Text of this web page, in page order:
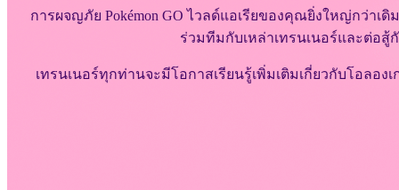
การผจญภัย Pokémon GO ไวลด์แอเรียของคุณยิ่งใหญ่กว่าเ
ร่วมทีมกับเหล่าเทรนเนอร์และต่อ
เทรนเนอร์ทุกท่านจะมีโอกาสเรียนรู้เพิ่มเติมเกี่ยวกับโอลอ